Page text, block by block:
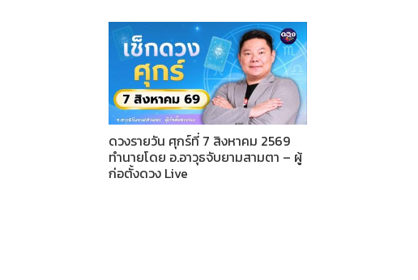
ดวงรายวัน ศุกร์ที่ 7 สิงหาคม 2569
ทำนายโดย อ.อาวุธจับยามสามตา – ผู้
ก่อตั้งดวง Live